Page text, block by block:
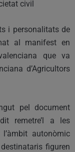
civil
i personalitats de
al manifest en
que va
d’Agricultors
pel document
remetre’l a les
autonòmic
figuren